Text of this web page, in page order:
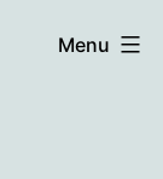
Menu